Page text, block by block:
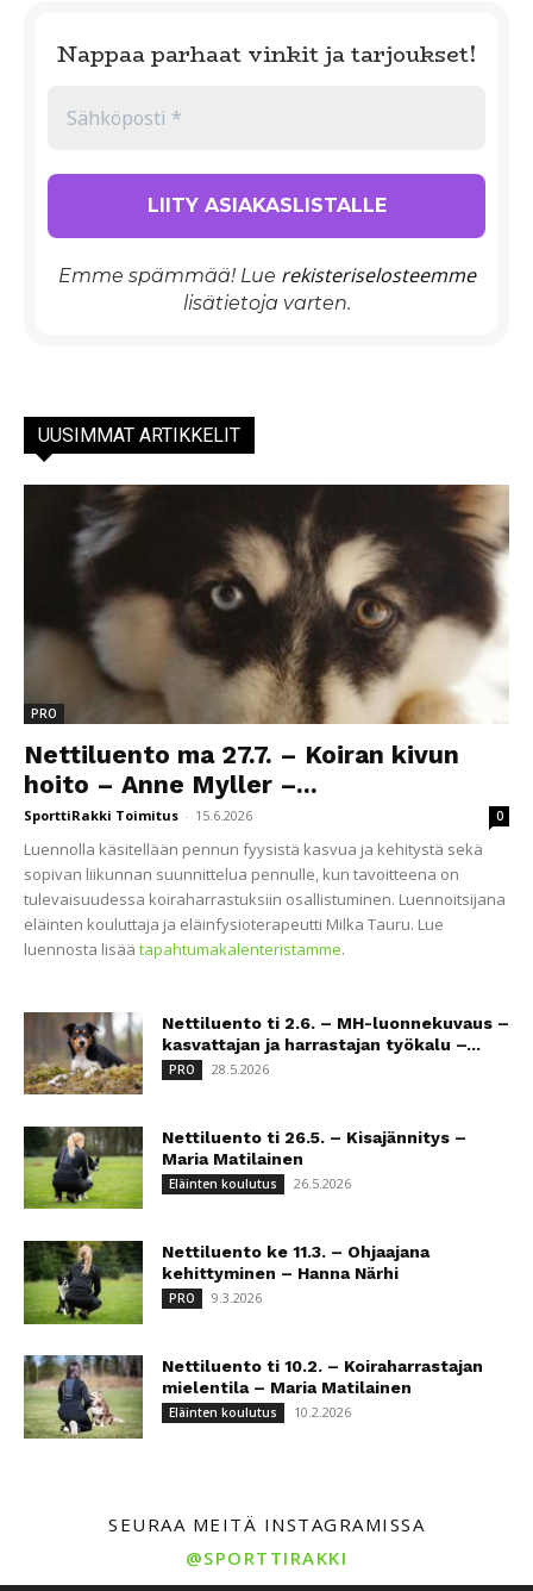
Nappaa parhaat vinkit ja tarjoukset!
Emme spämmää! Lue rekisteriselosteemme
lisätietoja varten.
UUSIMMAT ARTIKKELIT
PRO
Nettiluento ma 27.7. – Koiran kivun
hoito – Anne Myller –...
SporttiRakki Toimitus - 15.6.2026 0
Luennolla käsitellään pennun fyysistä kasvua ja kehitystä sekä
sopivan liikunnan suunnittelua pennulle, kun tavoitteena on
tulevaisuudessa koiraharrastuksiin osallistuminen. Luennoitsijana
eläinten kouluttaja ja eläinfysioterapeutti Milka Tauru. Lue
luennosta lisää tapahtumakalenteristamme.
Nettiluento ti 2.6. – MH-luonnekuvaus –
kasvattajan ja harrastajan työkalu –...
PRO 28.5.2026
Nettiluento ti 26.5. – Kisajännitys –
Maria Matilainen
Eläinten koulutus 26.5.2026
Nettiluento ke 11.3. – Ohjaajana
kehittyminen – Hanna Närhi
PRO 9.3.2026
Nettiluento ti 10.2. – Koiraharrastajan
mielentila – Maria Matilainen
Eläinten koulutus 10.2.2026
SEURAA MEITÄ INSTAGRAMISSA
@SPORTTIRAKKI